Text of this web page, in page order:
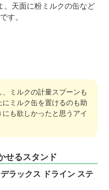
。天面に粉ミルクの缶など
す。
ミルクの計量スプーンも
ミルク缶を置けるのも助
も欲しかったと思うアイ
せるスタンド
ラックス ドライン ステ